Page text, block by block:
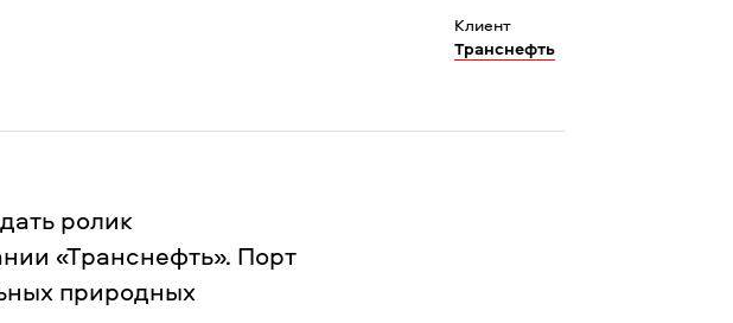
Клиент
Транснефть
ролик
«Транснефть». Порт
природных